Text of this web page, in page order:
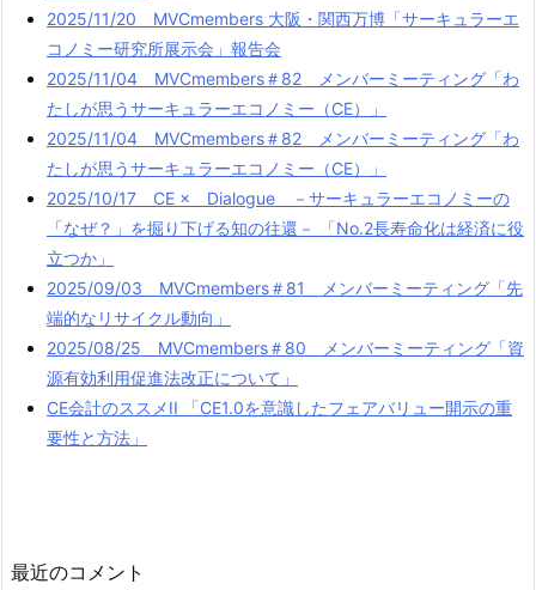
2025/11/20 MVCmembers 大阪・関西万博「サーキュラーエ
コノミー研究所展示会」報告会
2025/11/04 MVCmembers＃82 メンバーミーティング「わ
たしが思うサーキュラーエコノミー（CE）」
2025/11/04 MVCmembers＃82 メンバーミーティング「わ
たしが思うサーキュラーエコノミー（CE）」
2025/10/17 CE × Dialogue －サーキュラーエコノミーの
「なぜ？」を掘り下げる知の往還－ 「No.2長寿命化は経済に役
立つか」
2025/09/03 MVCmembers＃81 メンバーミーティング「先
端的なリサイクル動向」
2025/08/25 MVCmembers＃80 メンバーミーティング「資
源有効利用促進法改正について」
CE会計のススメII 「CE1.0を意識したフェアバリュー開示の重
要性と方法」
最近のコメント